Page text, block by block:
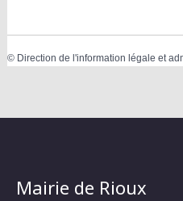
© Direction de l'information légale et
Mairie de Rioux